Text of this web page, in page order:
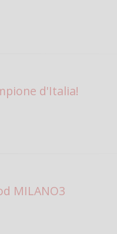
d'Italia!
MILANO3